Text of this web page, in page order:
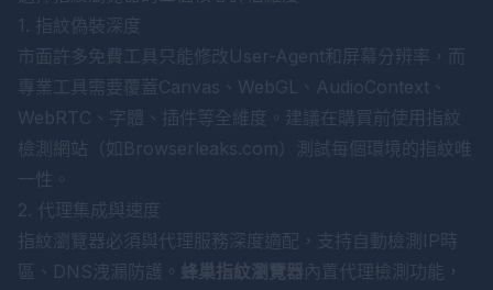
1. 指紋偽裝深度
市面許多免費工具只能修改User-Agent和屏幕分辨率，而
專業工具需要覆蓋Canvas、WebGL、AudioContext、
WebRTC、字體、插件等全維度。建議在購買前使用指紋
檢測網站（如Browserleaks.com）測試每個環境的指紋唯
一性。
2. 代理集成與速度
指紋瀏覽器必須與代理服務深度適配，支持自動檢測IP時
區、DNS洩漏防護。 蜂巢指紋瀏覽器內置代理檢測功能，